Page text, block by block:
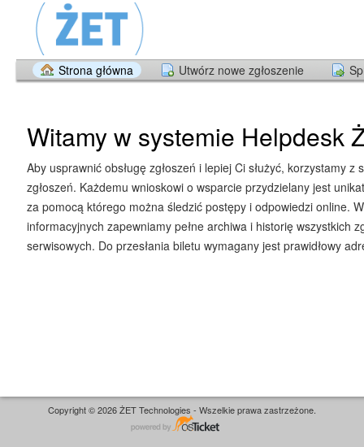
Strona główna Utwórz nowe zgłoszenie
Witamy w systemie Helpdesk
Aby usprawnić obsługę zgłoszeń i lepiej Ci służyć, korzystamy z
zgłoszeń. Każdemu wnioskowi o wsparcie przydzielany jest
za pomocą którego można śledzić postępy i odpowiedzi online.
informacyjnych zapewniamy pełne archiwa i historię wszystkich
serwisowych. Do przesłania biletu wymagany jest prawidłowy
Copyright © 2026 ŻET Technologies - Wszelkie prawa zastrzeżone.